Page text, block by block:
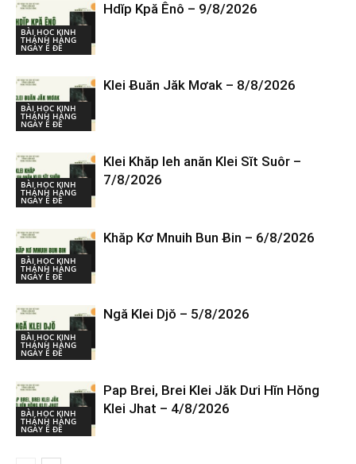
BÀI HỌC KINH
THÁNH HÀNG
NGÀY Ê ĐÊ
Hdĭp Kpă Ênô – 9/8/2026
BÀI HỌC KINH
THÁNH HÀNG
NGÀY Ê ĐÊ
Klei Ƀuăn Jăk Mơak – 8/8/2026
BÀI HỌC KINH
THÁNH HÀNG
NGÀY Ê ĐÊ
Klei Khăp leh anăn Klei Sĭt Suôr –
7/8/2026
BÀI HỌC KINH
THÁNH HÀNG
NGÀY Ê ĐÊ
Khăp Kơ Mnuih Bun Ƀin – 6/8/2026
BÀI HỌC KINH
THÁNH HÀNG
NGÀY Ê ĐÊ
Ngă Klei Djŏ – 5/8/2026
BÀI HỌC KINH
THÁNH HÀNG
NGÀY Ê ĐÊ
Pap Brei, Brei Klei Jăk Dưi Hĭn Hŏng
Klei Jhat – 4/8/2026